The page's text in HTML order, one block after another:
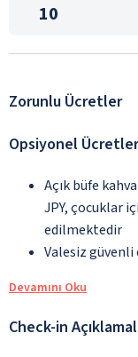
10
Zorunlu Ücretler
Opsiyonel Ücretler
Açık büfe
JPY, çocuklar
edilmektedir
Valesiz güvenli
Devamını Oku
Check-in